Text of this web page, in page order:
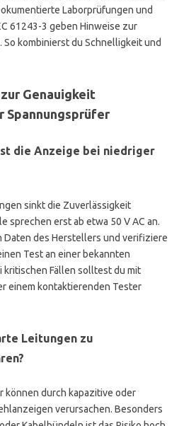
Laborprüfungen und
61243-3 geben Hinweise zur
kombinierst du Schnelligkeit und
Genauigkeit
Spannungsprüfer
die Anzeige bei niedriger
sinkt die Zuverlässigkeit
sprechen erst ab etwa 50 V AC an.
Daten des Herstellers und verifiziere
Test an einer bekannten
kritischen Fällen solltest du mit
einem kontaktierenden Tester
Leitungen zu
können durch kapazitive oder
verursachen. Besonders